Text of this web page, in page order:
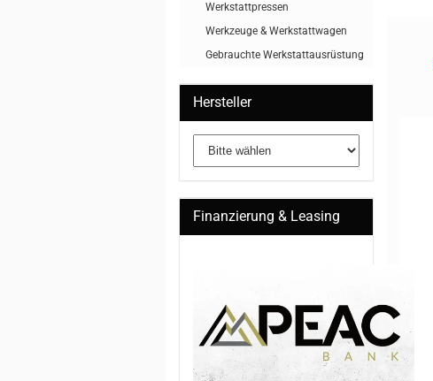
Werkstattpressen
Werkzeuge & Werkstattwagen
Gebrauchte Werkstattausrüstung
Hersteller
Finanzierung & Leasing